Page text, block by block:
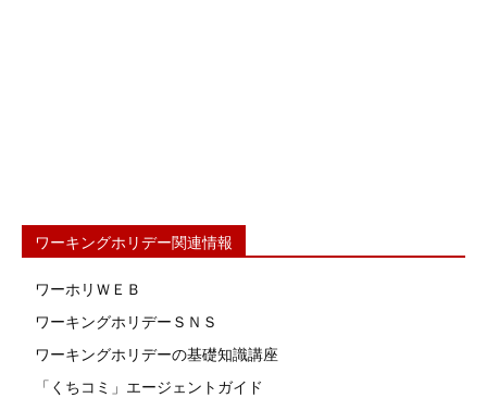
ワーキングホリデー関連情報
ワーホリＷＥＢ
ワーキングホリデーＳＮＳ
ワーキングホリデーの基礎知識講座
「くちコミ」エージェントガイド